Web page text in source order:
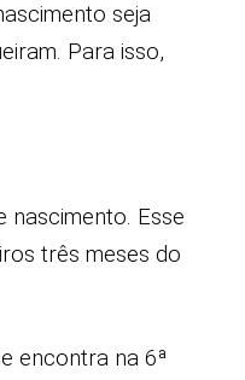
seja
Para isso,
Esse
três meses do
encontra na 6ª